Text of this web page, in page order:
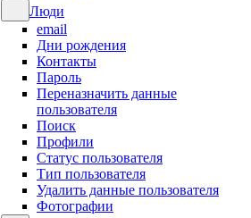
Люди
email
Дни рождения
Контакты
Пароль
Переназначить данные
пользователя
Поиск
Профили
Статус пользователя
Тип пользователя
Удалить данные пользователя
Фотографии